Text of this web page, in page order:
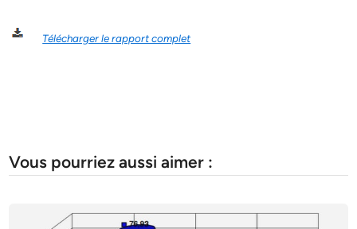
Télécharger le rapport complet
Vous pourriez aussi aimer :